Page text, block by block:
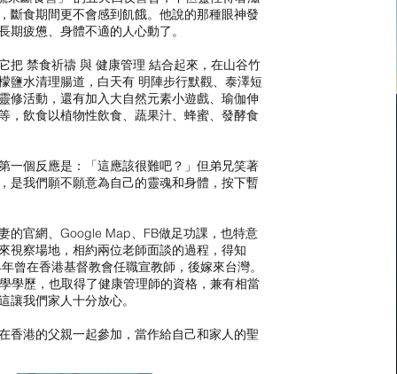
斷食期間更不會感到飢餓。他說的那種眼神發
期疲憊、身體不適的人心動了。
禁食祈禱 與 健康管理 結合起來，在山谷竹
鹽水清理腸道，白天有 明陣步行默觀、泰澤短
修活動，還有加入大自然元素小遊戲、瑜伽伸
，飲食以植物性飲食、蔬果汁、蜂蜜、發酵食
一個反應是：「這應該很難吧？」但弟兄笑著
是我們願不願意為自己的靈魂和身體，按下暫
的官網、Google Map、FB做足功課，也特意
視察場地，相約兩位老師面談的過程，得知
曾在香港基督教會任職宣教師，後嫁來台灣。
學歷，也取得了健康管理師的資格，兼有相當
讓我們家人十分放心。
香港的父親一起參加，當作給自己和家人的聖